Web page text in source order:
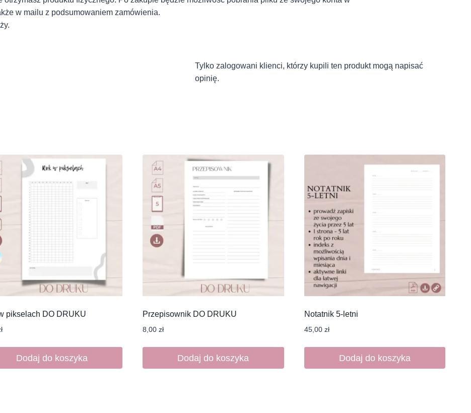
w mailu z podsumowaniem zamówienia.
Tylko zalogowani klienci, którzy kupili ten produkt mogą napisać
opinię.
pikselach DO DRUKU
Dodaj do koszyka
Przepisownik DO DRUKU
8,00 zł
Dodaj do koszyka
Notatnik 5-letni
45,00 zł
Dodaj do koszyka